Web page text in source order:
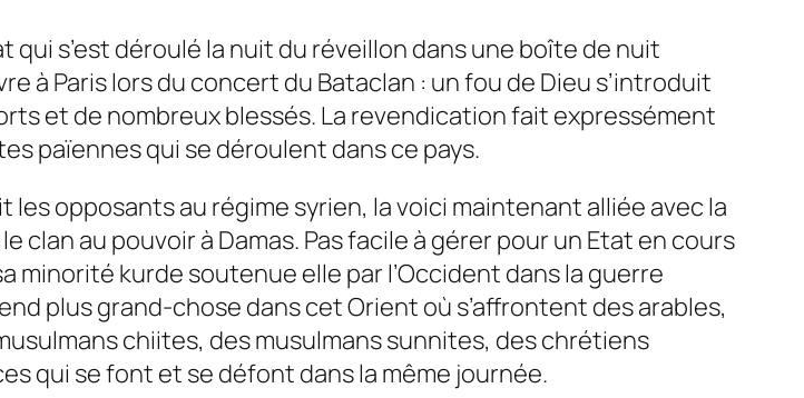
qui s’est déroulé la nuit du réveillon dans une boîte de nuit
à Paris lors du concert du Bataclan : un fou de Dieu s’introduit
et de nombreux blessés. La revendication fait expressément
païennes qui se déroulent dans ce pays.
les opposants au régime syrien, la voici maintenant alliée avec la
au pouvoir à Damas. Pas facile à gérer pour un Etat en cours
kurde soutenue elle par l’Occident dans la guerre
plus grand-chose dans cet Orient où s’affrontent des arables,
chiites, des musulmans sunnites, des chrétiens
qui se font et se défont dans la même journée.